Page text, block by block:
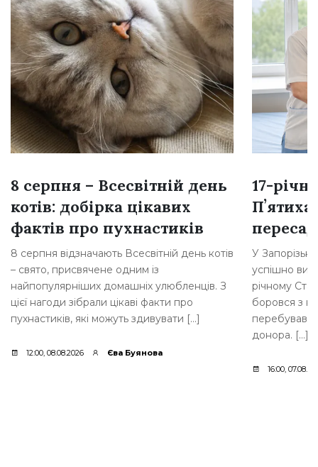
8 серпня – Всесвітній день
котів: добірка цікавих
фактів про пухнастиків
8 серпня відзначають Всесвітній день котів
– свято, присвячене одним із
найпопулярніших домашніх улюбленців. З
цієї нагоди зібрали цікаві факти про
пухнастиків, які можуть здивувати […]
12:00, 08.08.2026 Єва Буянова
17-
У
успішно
річному
боровся з
перебував у
донора. […]
16:00,